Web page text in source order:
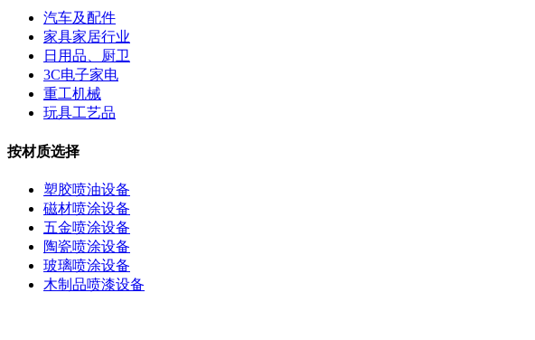
汽车及配件
家具家居行业
日用品、厨卫
3C电子家电
重工机械
玩具工艺品
按材质选择
塑胶喷油设备
磁材喷涂设备
五金喷涂设备
陶瓷喷涂设备
玻璃喷涂设备
木制品喷漆设备